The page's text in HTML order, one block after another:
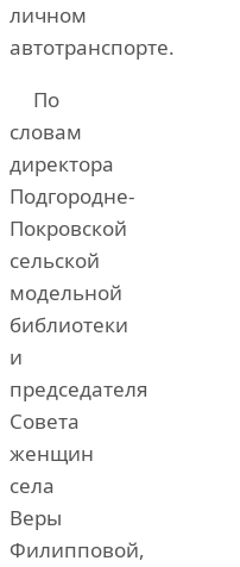
личном
автотранспорте.
По
словам
директора
Подгородне-
Покровской
сельской
модельной
библиотеки
и
председателя
Совета
женщин
села
Веры
Филипповой,